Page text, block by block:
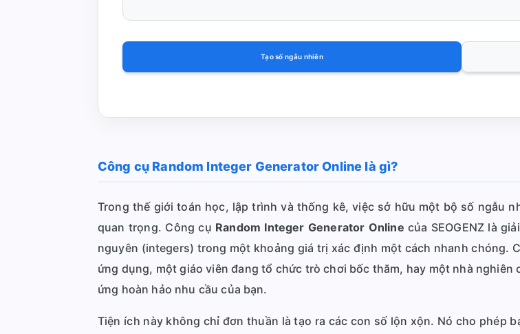
Tạo số ngẫu nhiên
Công cụ Random Integer Generator Online là gì?
Trong thế giới toán học, lập trình và thống kê, việc sở hữu một bộ số ngẫu
quan trọng. Công cụ Random Integer Generator Online của SEOGENZ là
nguyên (integers) trong một khoảng giá trị xác định một cách nhanh chóng.
ứng dụng, một giáo viên đang tổ chức trò chơi bốc thăm, hay một nhà
ứng hoàn hảo nhu cầu của bạn.
Tiện ích này không chỉ đơn thuần là tạo ra các con số lộn xộn. Nó cho phép